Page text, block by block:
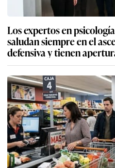
Los expertos en
saludan siempre en el
defensiva y tienen